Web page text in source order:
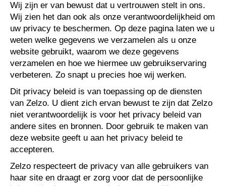
Wij zijn er van bewust dat u vertrouwen stelt in ons.
Wij zien het dan ook als onze verantwoordelijkheid om
uw privacy te beschermen. Op deze pagina laten we u
weten welke gegevens we verzamelen als u onze
website gebruikt, waarom we deze gegevens
verzamelen en hoe we hiermee uw gebruikservaring
verbeteren. Zo snapt u precies hoe wij werken.
Dit privacy beleid is van toepassing op de diensten
van Zelzo. U dient zich ervan bewust te zijn dat Zelzo
niet verantwoordelijk is voor het privacy beleid van
andere sites en bronnen. Door gebruik te maken van
deze website geeft u aan het privacy beleid te
accepteren.
Zelzo respecteert de privacy van alle gebruikers van
haar site en draagt er zorg voor dat de persoonlijke